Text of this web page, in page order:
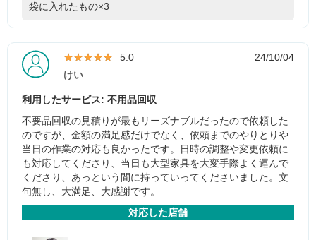
袋に入れたもの×3
★★★★★
★★★★★ 5.0
24/10/04
けい
利用したサービス: 不用品回収
不要品回収の見積りが最もリーズナブルだったので依頼した
のですが、金額の満足感だけでなく、依頼までのやりとりや
当日の作業の対応も良かったです。日時の調整や変更依頼に
も対応してくださり、当日も大型家具を大変手際よく運んで
くださり、あっという間に持っていってくださいました。文
句無し、大満足、大感謝です。
対応した店舗